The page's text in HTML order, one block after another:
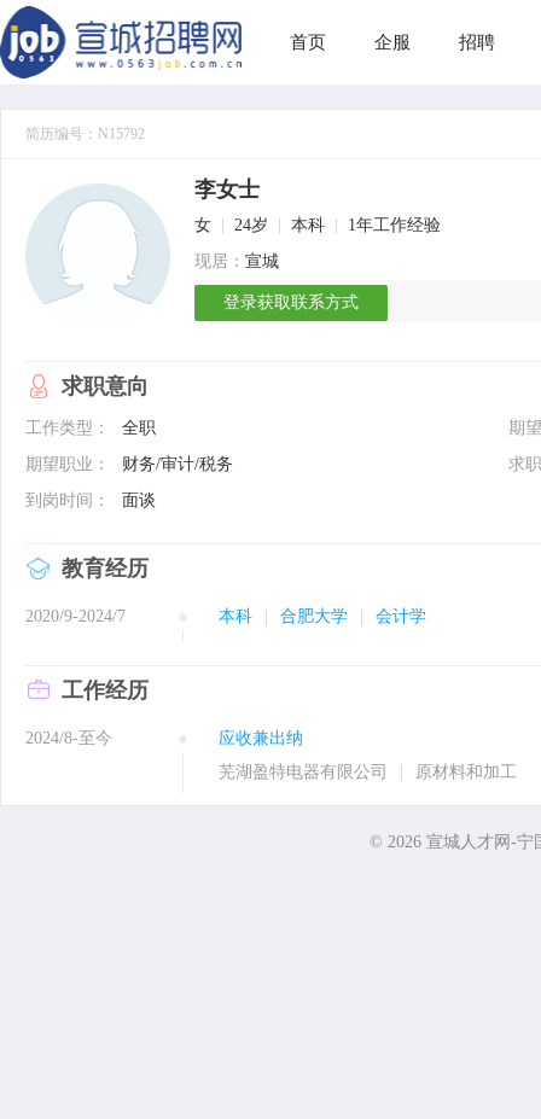
首页 企服 招聘
简历编号：N15792
李女士
女 24岁 本科
1年工作经验
现居： 宣城
登录获取联系方式
求职意向
工作类型： 全职
期
期望职业：
财务/审计/税务
求
到岗时间：
面谈
教育经历
2020/9-2024/7 本科 合肥大学 会计学
工作经历
2024/8-至今
应收兼出纳
芜湖盈特电器有限公司
原材料和加工
© 2026 宣城人才网-宁